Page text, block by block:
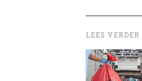
LEES VERDER